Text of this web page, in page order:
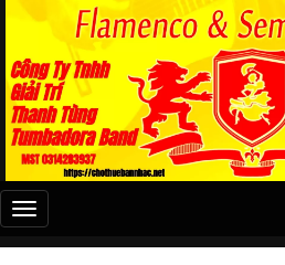
Đây
là
menu